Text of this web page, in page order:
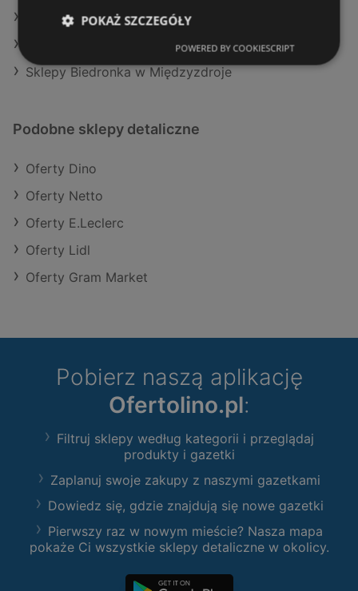
Aktualne gazetki Żabka
Aktualne gazetki Delikatesy Centrum
Sklepy Biedronka w Międzyzdroje
Podobne sklepy detaliczne
Oferty Dino
Oferty Netto
Oferty E.Leclerc
Oferty Lidl
Oferty Gram Market
Pobierz naszą aplikację
Ofertolino.pl:
Filtruj sklepy według kategorii i przeglądaj
produkty i gazetki
Zaplanuj swoje zakupy z naszymi gazetkami
Dowiedz się, gdzie znajdują się nowe gazetki
Pierwszy raz w nowym mieście? Nasza mapa
pokaże Ci wszystkie sklepy detaliczne w okolicy.
POKAŻ SZCZEGÓŁY
POWERED BY COOKIESCRIPT